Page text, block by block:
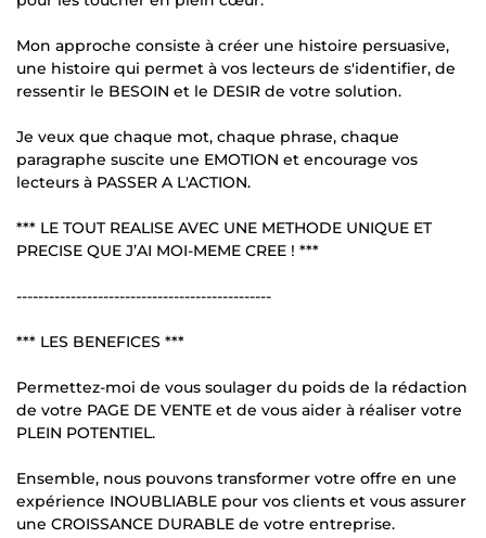
Mon approche consiste à créer une histoire persuasive,
une histoire qui permet à vos lecteurs de s'identifier, de
ressentir le BESOIN et le DESIR de votre solution.
Je veux que chaque mot, chaque phrase, chaque
paragraphe suscite une EMOTION et encourage vos
lecteurs à PASSER A L'ACTION.
*** LE TOUT REALISE AVEC UNE METHODE UNIQUE ET
PRECISE QUE J’AI MOI-MEME CREE ! ***
-----------------------------------------------
*** LES BENEFICES ***
Permettez-moi de vous soulager du poids de la rédaction
de votre PAGE DE VENTE et de vous aider à réaliser votre
PLEIN POTENTIEL.
Ensemble, nous pouvons transformer votre offre en une
expérience INOUBLIABLE pour vos clients et vous assurer
une CROISSANCE DURABLE de votre entreprise.